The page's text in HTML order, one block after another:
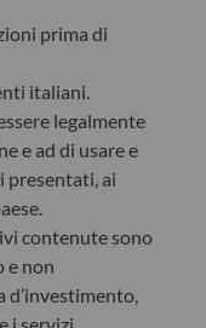
criteri
nei
Articolo 9:
obiettivo
un
le sfide della
di
dal
di
prima di
italiani.
legalmente
e ad di usare e
presentati, ai
contenute sono
e non
d’investimento,
i servizi